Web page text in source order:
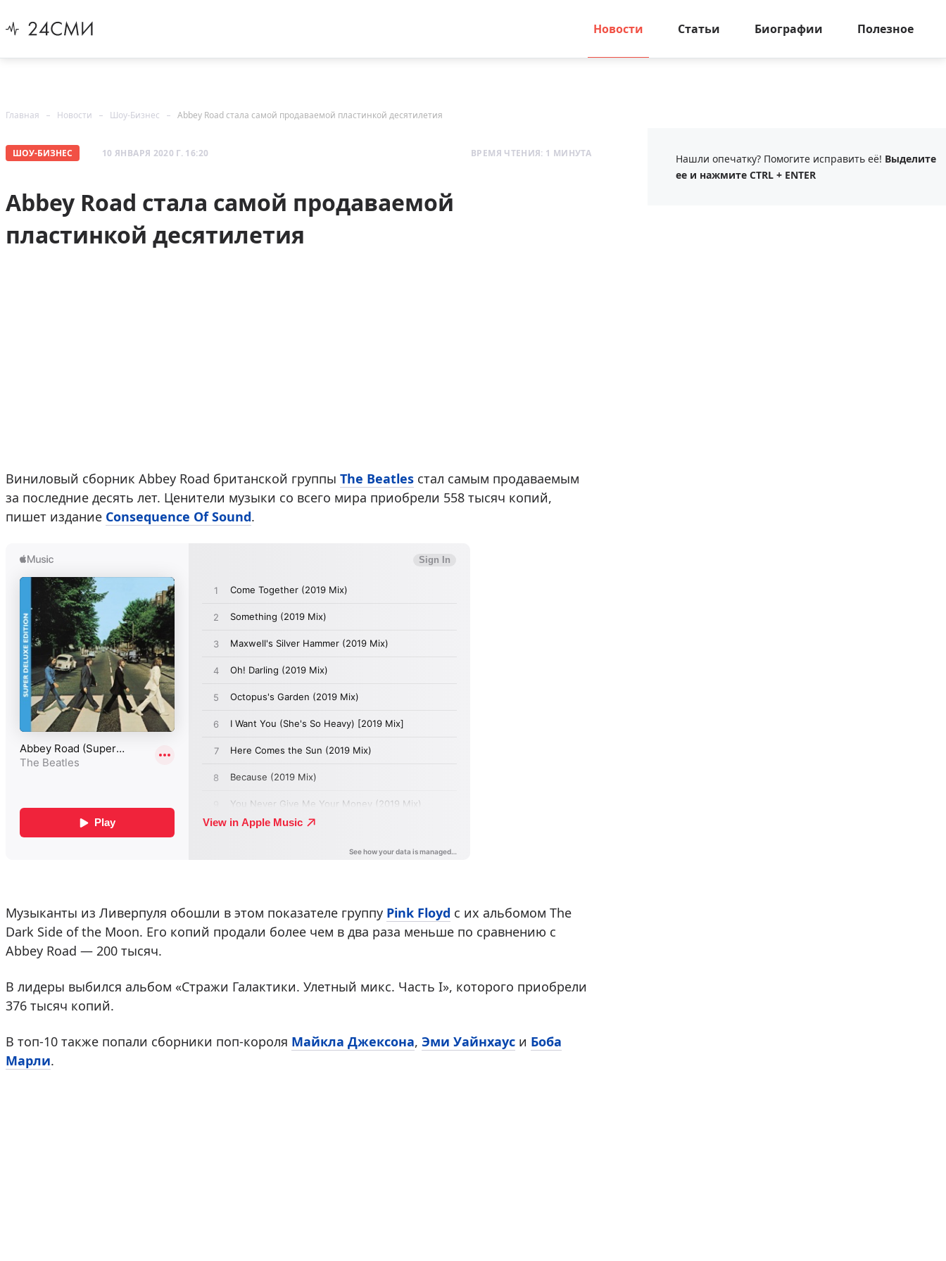
Новости Статьи Биографии Полезное
Главная Новости Шоу-Бизнес Abbey Road стала самой продаваемой пластинкой десятилетия
ШОУ-БИЗНЕС 10 ЯНВАРЯ 2020 Г. 16:20 ВРЕМЯ ЧТЕНИЯ: 1 МИНУТА
Abbey Road стала самой продаваемой
пластинкой десятилетия
Виниловый сборник Abbey Road британской группы The Beatles стал самым продаваемым
за последние десять лет. Ценители музыки со всего мира приобрели 558 тысяч копий,
пишет издание Consequence Of Sound.
Музыканты из Ливерпуля обошли в этом показателе группу Pink Floyd с их альбомом The
Dark Side of the Moon. Его копий продали более чем в два раза меньше по сравнению с
Abbey Road — 200 тысяч.
В лидеры выбился альбом «Стражи Галактики. Улетный микс. Часть I», которого приобрели
376 тысяч копий.
В топ-10 также попали сборники поп-короля Майкла Джексона, Эми Уайнхаус и Боба
Марли.
Нашли опечатку? Помогите исправить её! Выделите
ее и нажмите CTRL + ENTER